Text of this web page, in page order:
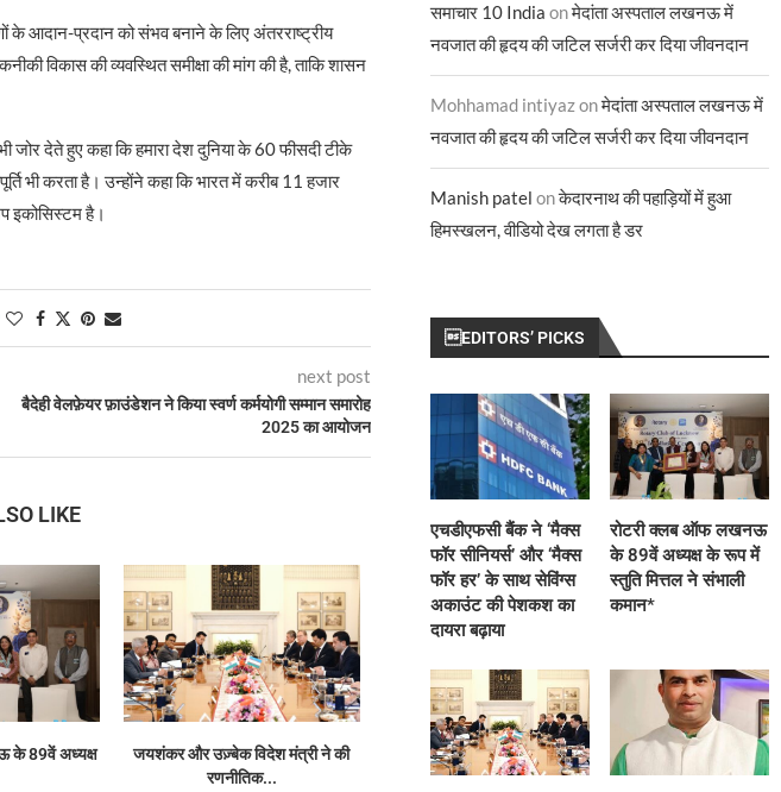
के आदान-प्रदान को संभव बनाने के लिए अंतरराष्ट्रीय
विकास की व्यवस्थित समीक्षा की मांग की है, ताकि शासन
जोर देते हुए कहा कि हमारा देश दुनिया के 60 फीसदी टीके
भी करता है। उन्होंने कहा कि भारत में करीब 11 हजार
इकोसिस्टम है।
next post
बैदेही वेलफ़ेयर फ़ाउंडेशन ने किया स्वर्ण कर्मयोगी सम्मान समारोह
2025 का आयोजन
LIKE
के 89वें अध्यक्ष
जयशंकर और उज़्बेक विदेश मंत्री ने की
रणनीतिक...
प्रताप परिषद उत्तर प्रदेश की नई
कार्यकारिणी निर्विरोध...
भारतीय परंपराओं के
सनातन
समाचार 10 India onमेदांता अस्पताल लखनऊ में
नवजात की हृदय की जटिल सर्जरी कर दिया जीवनदान
Mohhamad intiyazonमेदांता अस्पताल लखनऊ में
नवजात की हृदय की जटिल सर्जरी कर दिया जीवनदान
Manish patel onकेदारनाथ की पहाड़ियों में हुआ
हिमस्खलन, वीडियो देख लगता है डर
EDITORS’ PICKS
एचडीएफसी बैंक ने ‘मैक्स
फॉर सीनियर्स’ और ‘मैक्स
फॉर हर’ के साथ सेविंग्स
अकाउंट की पेशकश का
दायरा बढ़ाया
रोटरी क्लब ऑफ लखनऊ
के 89वें अध्यक्ष के रूप में
स्तुति मित्तल ने संभाली
कमान*